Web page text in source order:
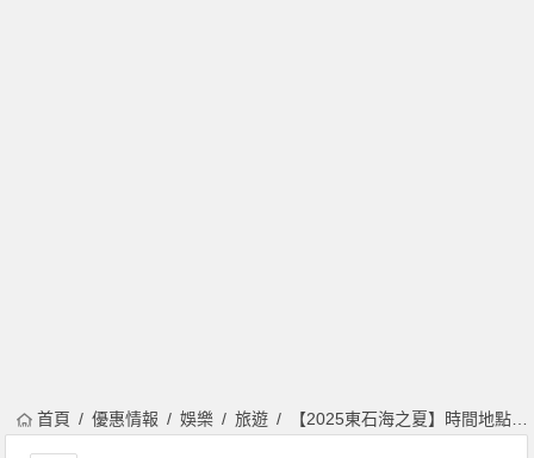
首頁 優惠情報 娛樂 旅遊 【2025東石海之夏】時間地點/嘉義煙火/演唱會/直播/交通整理